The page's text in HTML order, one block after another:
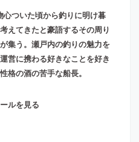
ついた頃から釣りに明け暮
えてきたと豪語するその周り
集う。瀬戸内の釣りの魅力を
営に携わる好きなことを好き
格の酒の苦手な船長。
ルを見る